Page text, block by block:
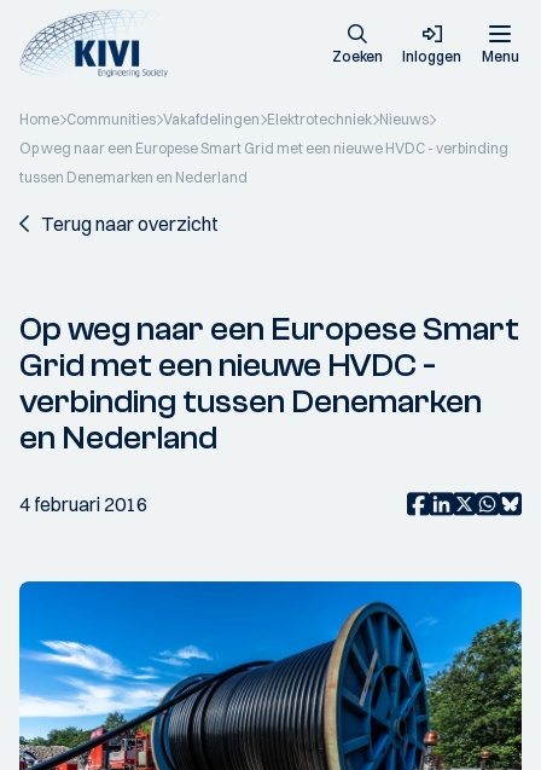
Zoeken Inloggen Menu
Home Communities Vakafdelingen Elektrotechniek Nieuws
Op weg naar een Europese Smart Grid met een nieuwe HVDC - verbinding
tussen Denemarken en Nederland
Terug naar overzicht
Op weg naar een Europese Smart
Grid met een nieuwe HVDC -
verbinding tussen Denemarken
en Nederland
4 februari 2016